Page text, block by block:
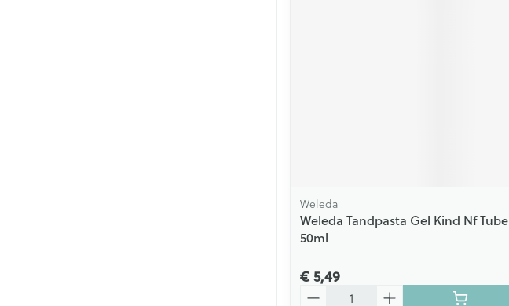
Weleda
Weleda Tandpasta Gel Kind Nf Tube
50ml
€ 5,49